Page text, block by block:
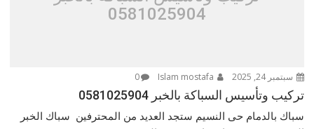
0581025904
سبتمبر 24, 2025 0
تركيب وتأسيس السباكة بالخبر 0581025904
سباك بالدمام حى النسيم ستجد العديد من المحترفين سباك الخبر